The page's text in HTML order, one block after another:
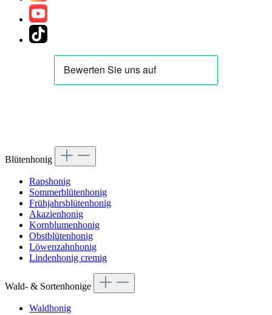
Blütenhonig
Rapshonig
Sommerblütenhonig
Frühjahrsblütenhonig
Akazienhonig
Kornblumenhonig
Obstblütenhonig
Löwenzahnhonig
Lindenhonig cremig
Wald- & Sortenhonige
Waldhonig